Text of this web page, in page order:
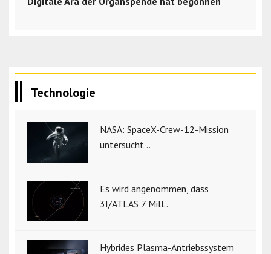
Technologie
NASA: SpaceX-Crew-12-Mission
untersucht ..
Es wird angenommen, dass
3I/ATLAS 7 Mill..
Hybrides Plasma-Antriebssystem